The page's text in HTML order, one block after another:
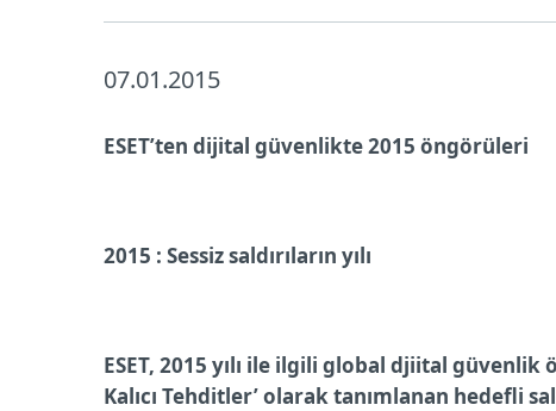
07.01.2015
ESET’ten dijital güvenlikte 2015 öngörüleri
2015 : Sessiz saldırıların yılı
ESET, 2015 yılı ile ilgili global djiital
Kalıcı Tehditler’olarak tanımlanan hedefli